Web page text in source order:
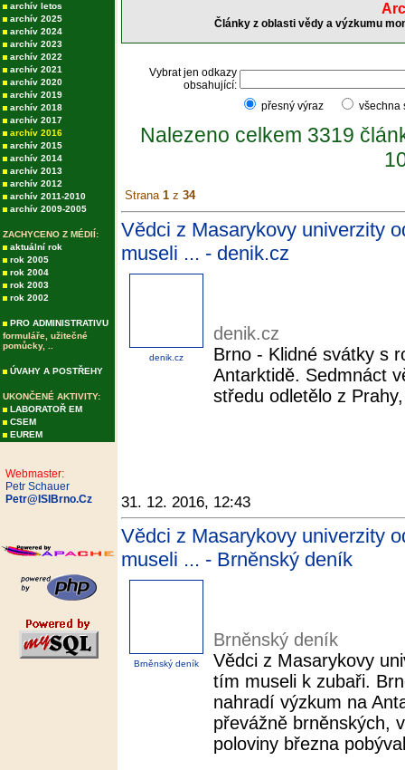
archív letos
archív 2025
archív 2024
archív 2023
archív 2022
archív 2021
archív 2020
archív 2019
archív 2018
archív 2017
archív 2016
archív 2015
archív 2014
archív 2013
archív 2012
archív 2011-2010
archív 2009-2005
ZACHYCENO Z MÉDIÍ:
aktuální rok
rok 2005
rok 2004
rok 2003
rok 2002
PRO ADMINISTRATIVU
formuláře, užitečné
pomůcky, ..
ÚVAHY A POSTŘEHY
UKONČENÉ AKTIVITY:
LABORATOŘ EM
CSEM
EUREM
Webmaster:
Petr Schauer
Petr@ISIBrno.Cz
Články z oblasti vědy a výzkumu
Vybrat jen odkazy
obsahující:
přesný výraz
Nalezeno celkem 3319
Strana 1 z 34
Vědci z Masarykovy univerzity
museli ... - denik.cz
denik.cz
denik.cz
Brno - Klidné svátky s
Antarktidě. Sedmnáct
středu odletělo z
31. 12. 2016, 12:43
Vědci z Masarykovy univerzity
museli ... - Brněnský deník
Brněnský deník
Brněnský deník
Vědci z Masarykovy
tím museli k zubaři.
nahradí výzkum na
převážně brněnských,
poloviny března